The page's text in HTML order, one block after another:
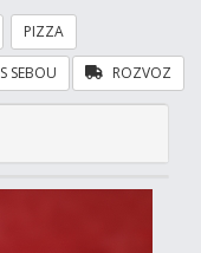
PIZZA
ROZVOZ
S SEBOU